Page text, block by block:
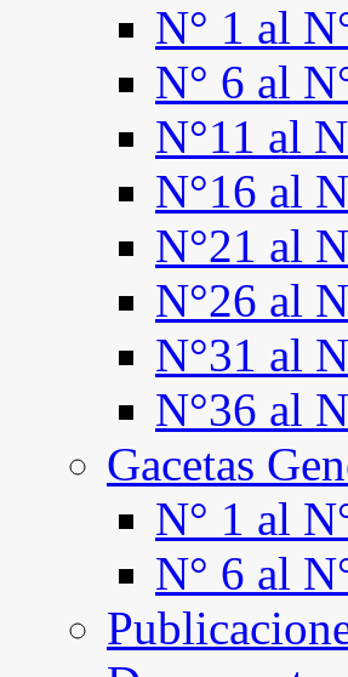
N° 1 al
N° 6 al
N°11 al
N°16 al
N°21 al
N°26 al
N°31 al
N°36 al
Gacetas
N° 1 al
N° 6 al